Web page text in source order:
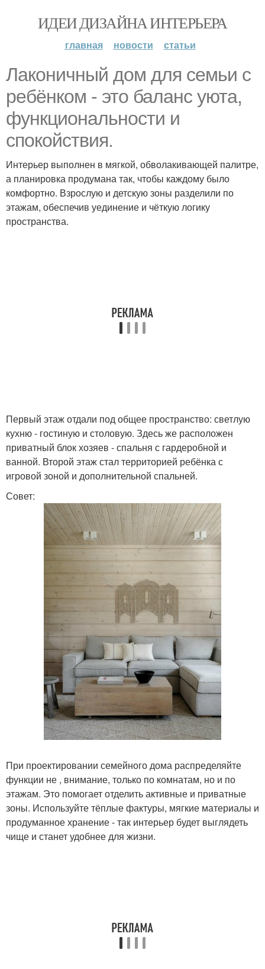
ИДЕИ ДИЗАЙНА ИНТЕРЬЕРА
главная новости статьи
Лаконичный дом для семьи с
ребёнком - это баланс уюта,
функциональности и
спокойствия.
Интерьер выполнен в мягкой, обволакивающей палитре,
а планировка продумана так, чтобы каждому было
комфортно. Взрослую и детскую зоны разделили по
этажам, обеспечив уединение и чёткую логику
пространства.
Первый этаж отдали под общее пространство: светлую
кухню - гостиную и столовую. Здесь же расположен
приватный блок хозяев - спальня с гардеробной и
ванной. Второй этаж стал территорией ребёнка с
игровой зоной и дополнительной спальней.
Совет:
При проектировании семейного дома распределяйте
функции не , внимание, только по комнатам, но и по
этажам. Это помогает отделить активные и приватные
зоны. Используйте тёплые фактуры, мягкие материалы и
продуманное хранение - так интерьер будет выглядеть
чище и станет удобнее для жизни.